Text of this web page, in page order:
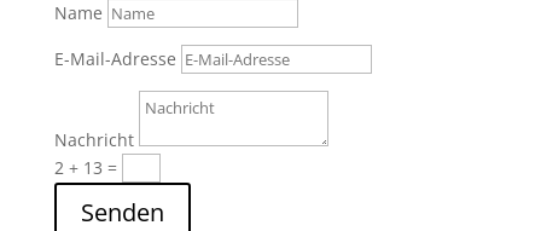
Name
E-Mail-Adresse
Nachricht
2 + 13 =
Senden